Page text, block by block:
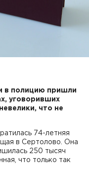
в полицию пришли
уговоривших
что не
74-летняя
в Сертолово. Она
250 тысяч
что только так